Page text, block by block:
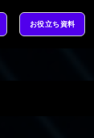
お役立ち資料